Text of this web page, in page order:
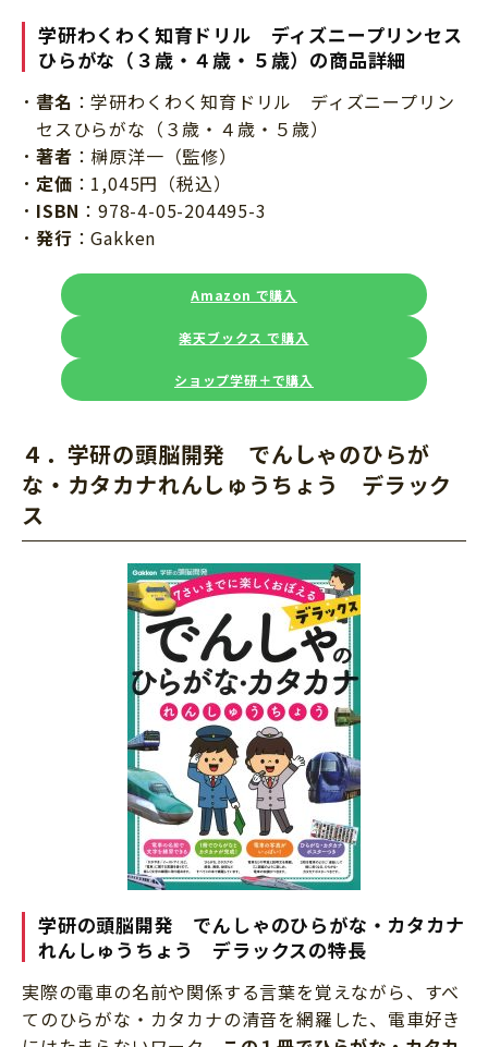
学研わくわく知育ドリル ディズニープリンセス
ひらがな（３歳・４歳・５歳）の商品詳細
書名 ：学研わくわく知育ドリル ディズニープリン
セスひらがな（３歳・４歳・５歳）
著者 ：榊原洋一（監修）
定価 ：1,045円（税込）
ISBN ：978-4-05-204495-3
発行 ：Gakken
Amazon で購入
楽天ブックス で購入
ショップ学研＋で購入
４．学研の頭脳開発 でんしゃのひらが
な・カタカナれんしゅうちょう デラック
ス
学研の頭脳開発 でんしゃのひらがな・カタカナ
れんしゅうちょう デラックスの特長
実際の電車の名前や関係する言葉を覚えながら、すべ
てのひらがな・カタカナの清音を網羅した、電車好き